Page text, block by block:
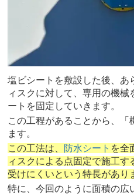
塩ビシートを敷設した後、あ
ィスクに対して、専用の機
ートを固定していきます。
この工程があることから、
ます。
この工法は、
防水シート を全
ィスクによる点固定で施工
受けにくいという特長があり
特に、今回のように面積の広